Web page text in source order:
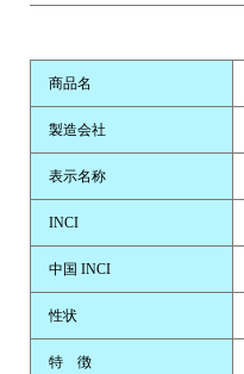
商品名
製造会社
表示名称
INCI
中国 INCI
性状
特 徴